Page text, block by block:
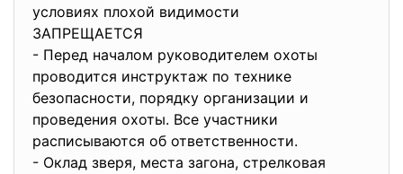
условиях плохой видимости
ЗАПРЕЩАЕТСЯ
- Перед началом руководителем охоты
проводится инструктаж по технике
безопасности, порядку организации и
проведения охоты. Все участники
расписываются об ответственности.
- Оклад зверя, места загона, стрелковая